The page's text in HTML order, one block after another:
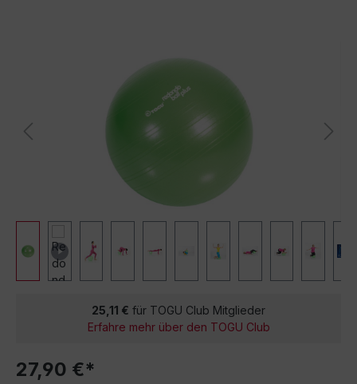
25,11 € für TOGU Club Mitglieder
Erfahre mehr über den TOGU Club
27,90 €*